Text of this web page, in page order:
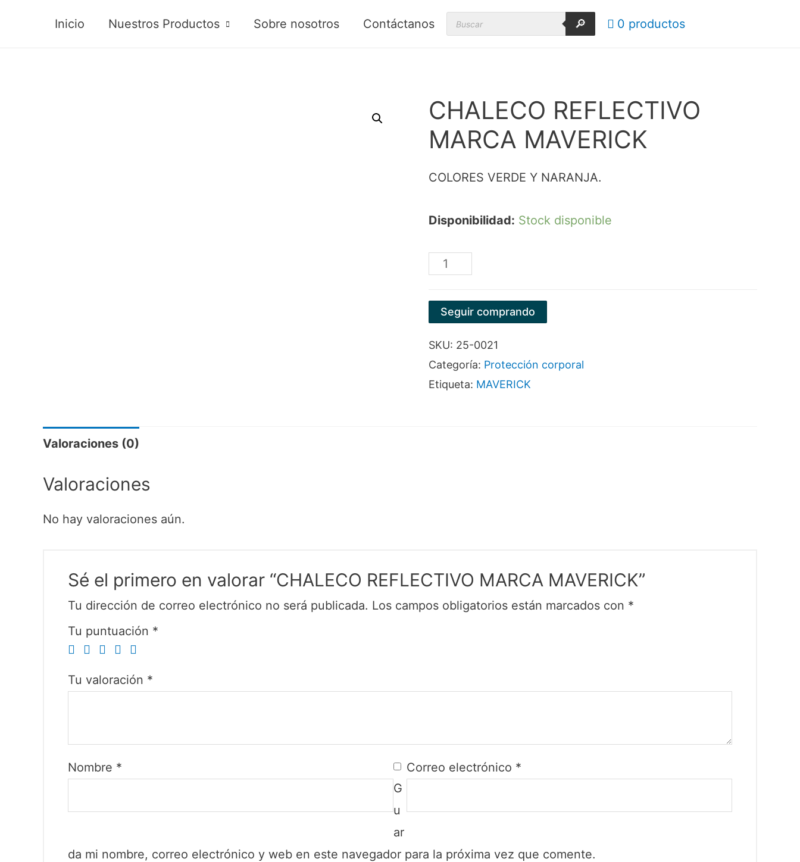
Inicio Nuestros Productos Sobre nosotros Contáctanos
Products
search
🔎 0 productos
CHALECO REFLECTIVO
MARCA MAVERICK
COLORES VERDE Y NARANJA.
Disponibilidad: Stock disponible
CHALECO
MARCA
cantidad
Seguir comprando
SKU: 25-0021
Categoría: Protección corporal
Etiqueta: MAVERICK
Valoraciones (0)
Valoraciones
No hay valoraciones aún.
Sé el primero en valorar “CHALECO REFLECTIVO MARCA MAVERICK”
Tu dirección de correo electrónico no será publicada. Los campos obligatorios están marcados con *
Tu puntuación *
Tu valoración *
Nombre * Correo electrónico *
G
u
ar
da mi nombre, correo electrónico y web en este navegador para la próxima vez que comente.